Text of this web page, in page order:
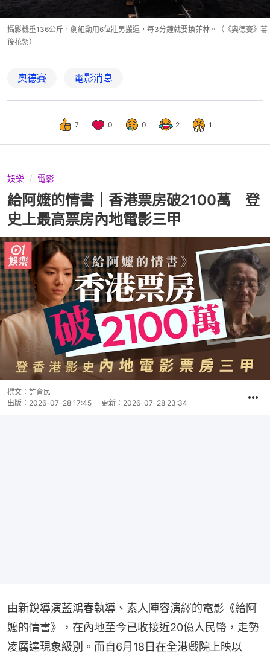
攝影機重136公斤，劇組動用6位壯男搬運，每3分鐘就要換菲林。（《奧德賽》幕
後花絮）
奧德賽 電影消息
7 0 0 2 1
娛樂 電影
給阿嬤的情書｜香港票房破2100萬 登
史上最高票房內地電影三甲
撰文： 許育民
出版： 2026-07-28 17:45 更新： 2026-07-28 23:34
由新銳導演藍鴻春執導、素人陣容演繹的電影《給阿
嬤的情書》，在內地至今已收接近20億人民幣，走勢
凌厲達現象級別。而自6月18日在全港戲院上映以